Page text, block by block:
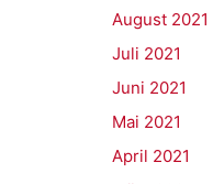
August 2021
Juli 2021
Juni 2021
Mai 2021
April 2021